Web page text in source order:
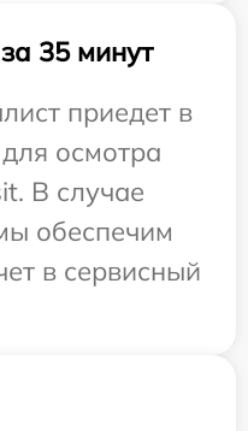
35 минут
приедет в
осмотра
В случае
обеспечим
в сервисный